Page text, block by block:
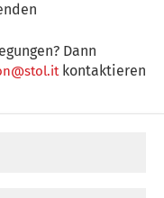
Dann
kontaktieren